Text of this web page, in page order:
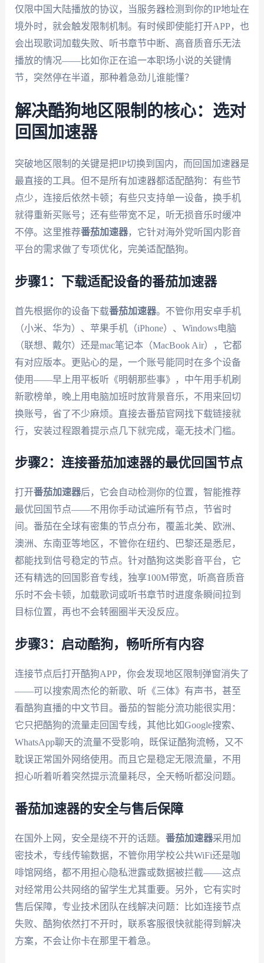
仅限中国大陆播放的协议，当服务器检测到你的IP地址在
境外时，就会触发限制机制。有时候即使能打开APP，也
会出现歌词加载失败、听书章节中断、高音质音乐无法
播放的情况——比如你正在追一本职场小说的关键情
节，突然停在半道，那种着急劲儿谁能懂？
解决酷狗地区限制的核心：选对
回国加速器
突破地区限制的关键是把IP切换到国内，而回国加速器是
最直接的工具。但不是所有加速器都适配酷狗：有些节
点少，连接后依然卡顿；有些只支持单一设备，换手机
就得重新买账号；还有些带宽不足，听无损音乐时缓冲
不停。这里推荐番茄加速器，它针对海外党听国内影音
平台的需求做了专项优化，完美适配酷狗。
步骤1：下载适配设备的番茄加速器
首先根据你的设备下载番茄加速器。不管你用安卓手机
（小米、华为）、苹果手机（iPhone）、Windows电脑
（联想、戴尔）还是mac笔记本（MacBook Air），它都
有对应版本。更贴心的是，一个账号能同时在多个设备
使用——早上用平板听《明朝那些事》，中午用手机刷
新歌榜单，晚上用电脑加班时放背景音乐，不用来回切
换账号，省了不少麻烦。直接去番茄官网找下载链接就
行，安装过程跟着提示点几下就完成，毫无技术门槛。
步骤2：连接番茄加速器的最优回国节点
打开番茄加速器后，它会自动检测你的位置，智能推荐
最优回国节点——不用你手动试遍所有节点，节省时
间。番茄在全球有密集的节点分布，覆盖北美、欧洲、
澳洲、东南亚等地区，不管你在纽约、巴黎还是悉尼，
都能找到信号稳定的节点。针对酷狗这类影音平台，它
还有精选的回国影音专线，独享100M带宽，听高音质音
乐时不会卡顿，加载歌词或听书章节时进度条瞬间拉到
目标位置，再也不会转圈圈半天没反应。
步骤3：启动酷狗，畅听所有内容
连接节点后打开酷狗APP，你会发现地区限制弹窗消失了
——可以搜索周杰伦的新歌、听《三体》有声书，甚至
看酷狗直播的中文节目。番茄的智能分流功能很实用：
它只把酷狗的流量走回国专线，其他比如Google搜索、
WhatsApp聊天的流量不受影响，既保证酷狗流畅，又不
耽误正常国外网络使用。而且它是稳定无限流量，不用
担心听着听着突然提示流量耗尽，全天畅听都没问题。
番茄加速器的安全与售后保障
在国外上网，安全是绕不开的话题。 番茄加速器采用加
密技术，专线传输数据，不管你用学校公共WiFi还是咖
啡馆网络，都不用担心隐私泄露或数据被拦截——这点
对经常用公共网络的留学生尤其重要。另外，它有实时
售后保障，专业技术团队在线解决问题：比如连接节点
失败、酷狗依然打不开时，联系客服很快就能得到解决
方案，不会让你卡在那里干着急。